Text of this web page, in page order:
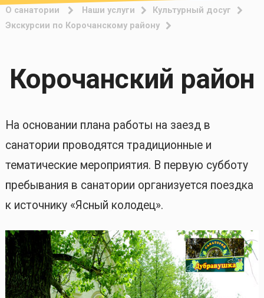
О санатории Наши услуги
Культурный досуг
Экскурсии по Корочанскому району
Корочанский район
На основании плана работы на заезд в
санатории проводятся традиционные и
тематические мероприятия. В первую субботу
пребывания в санатории организуется поездка
к источнику «Ясный колодец».